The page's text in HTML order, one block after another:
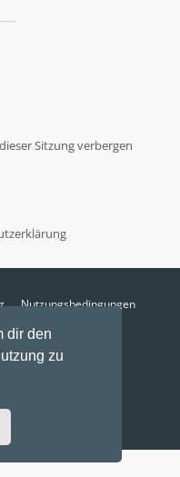
dir den
zu
Sitzung verbergen
Nutzungsbedingungen
2026, 04:40
Gramziu